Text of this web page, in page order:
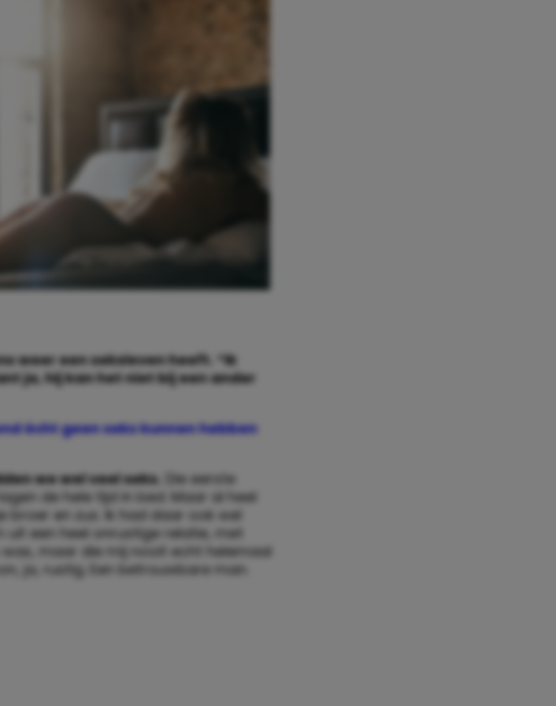
weer een seksleven heeft. “Ik
ja, hij kan het niet bij een ander
écht geen seks kunnen hebben
we wel veel seks.
Die eerste
de hele tijd in bed. Maar al heel
broer en zus. Ik had daar ook wel
een heel onrustige relatie, met
maar die mij nooit echt helemaal
ja, rustig. Een betrouwbare man.